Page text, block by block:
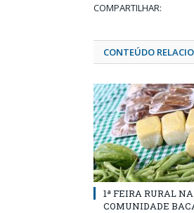
COMPARTILHAR:
CONTEÚDO
1ª FEIRA RURAL NA
COMUNIDADE